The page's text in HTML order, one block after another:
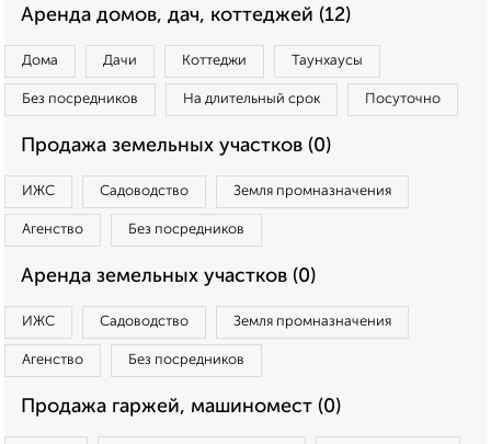
Аренда домов, дач, коттеджей (12)
Дома Дачи Коттеджи Таунхаусы
Без посредников На длительный срок Посуточно
Продажа земельных участков (0)
ИЖС Садоводство Земля промназначения
Агенство Без посредников
Аренда земельных участков (0)
ИЖС Садоводство Земля промназначения
Агенство Без посредников
Продажа гаржей, машиномест (0)